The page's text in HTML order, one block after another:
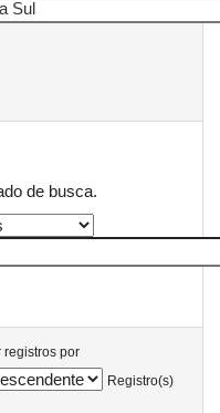
de busca.
registros por
Registro(s)